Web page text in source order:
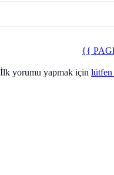
{{
yorumu yapmak için lütfen